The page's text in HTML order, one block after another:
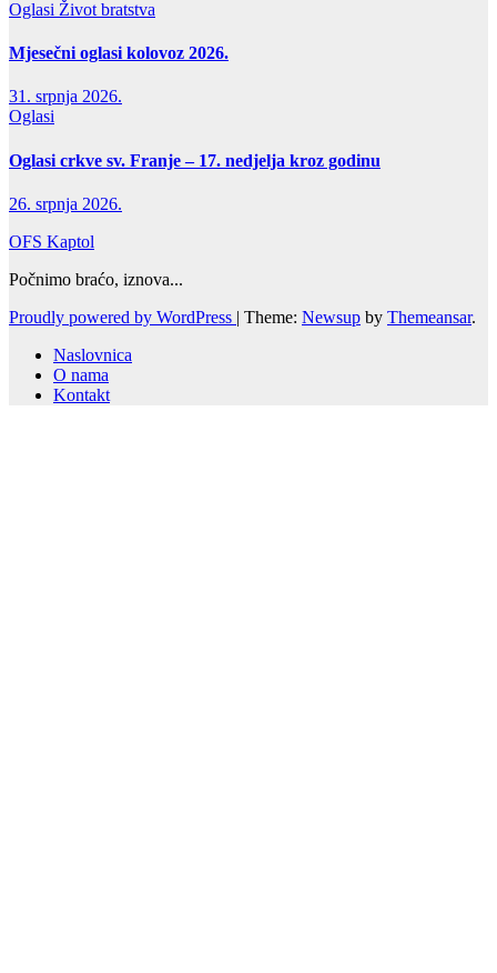
Oglasi Život bratstva
Mjesečni oglasi kolovoz 2026.
31. srpnja 2026.
Oglasi
Oglasi crkve sv. Franje – 17. nedjelja kroz godinu
26. srpnja 2026.
OFS Kaptol
Počnimo braćo, iznova...
Proudly powered by WordPress | Theme: Newsup by Themeansar.
Naslovnica
O nama
Kontakt